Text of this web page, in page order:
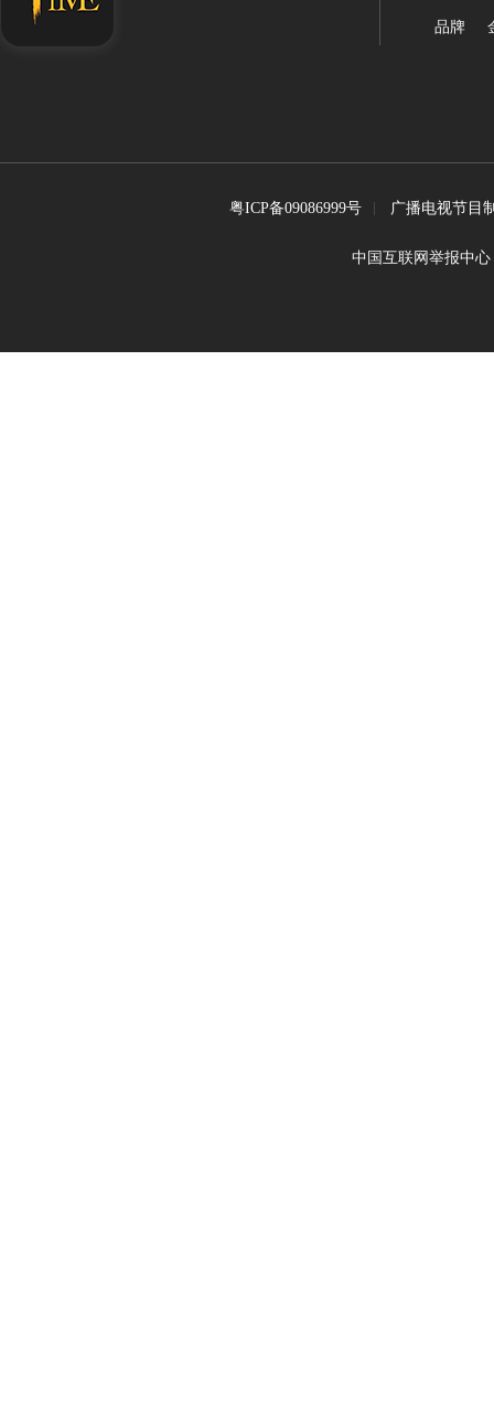
品牌
粤ICP备09086999号 广播电视节目
中国互联网举报中心